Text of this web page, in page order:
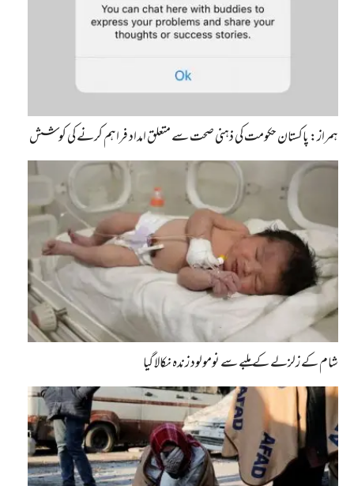
ہمراز: پاکستان حکومت کی ذہنی صحت سے متعلق امداد فراہم کرنے کی کوشش
شام کے زلزلے کے ملبے سے نومولود زندہ نکالا گیا